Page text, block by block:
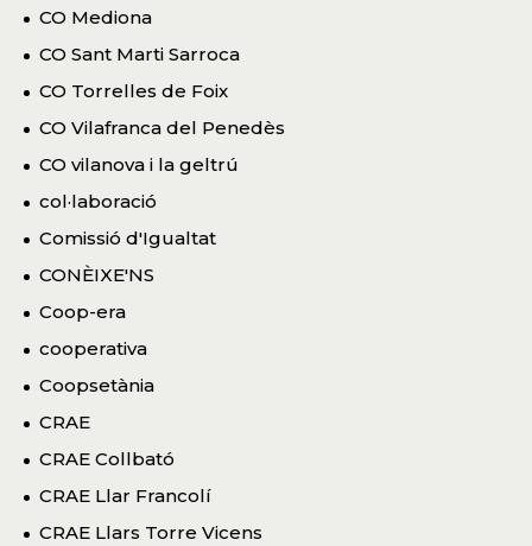
CO Mediona
CO Sant Marti Sarroca
CO Torrelles de Foix
CO Vilafranca del Penedès
CO vilanova i la geltrú
col·laboració
Comissió d'Igualtat
CONÈIXE'NS
Coop-era
cooperativa
Coopsetània
CRAE
CRAE Collbató
CRAE Llar Francolí
CRAE Llars Torre Vicens